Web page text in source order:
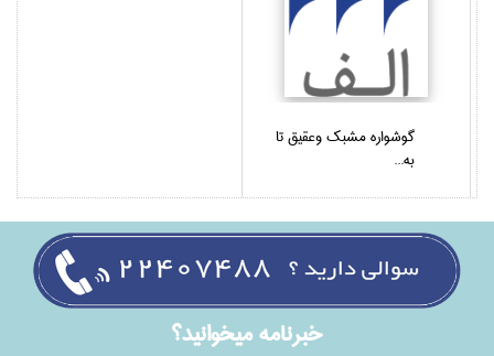
گوشواره مشبك وعقيق تا‌
به...
خبرنامه ميخوانيد؟